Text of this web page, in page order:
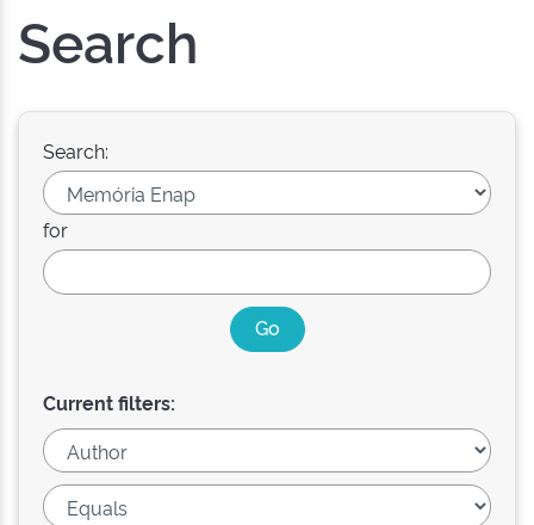
Search
Search:
for
Current filters: